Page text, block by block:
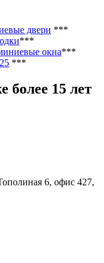
двери ***
***
окна***
***
более 15 лет
6, офис 427,